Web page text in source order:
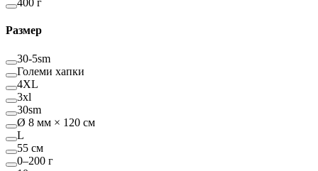
400 г
Размер
30-5sm
Големи хапки
4XL
3xl
30sm
Ø 8 мм × 120 см
L
55 см
0–200 г